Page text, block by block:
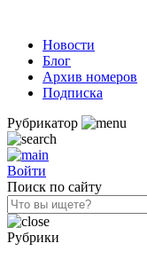
Новости
Блог
Архив номеров
Подписка
Рубрикатор
Войти
Поиск по сайту
Рубрики